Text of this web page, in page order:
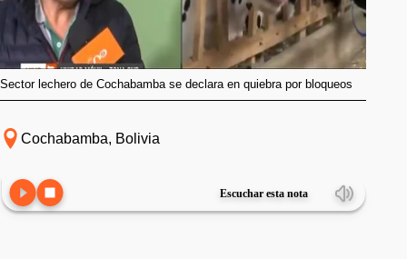
Sector lechero de Cochabamba se declara en quiebra por bloqueos
Cochabamba, Bolivia
Escuchar esta nota